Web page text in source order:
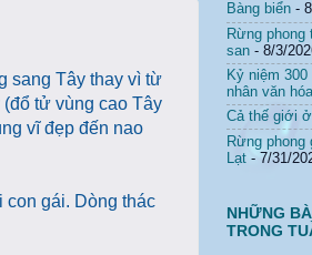
sang Tây thay vì từ
tử vùng cao Tây
vĩ đẹp đến nao
con gái. Dòng thác
Bàng biển -
Rừng phong
san - 8/3/
Kỷ niệm
nhân văn
Cả thế giới
Rừng
Lạt - 7/31/
NHỮNG
TRONG